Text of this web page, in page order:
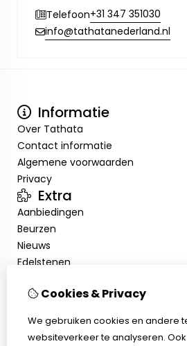
Telefoon+31 347 351030
info@tathatanederland.nl
Informatie
Over Tathata
Contact informatie
Algemene voorwaarden
Privacy
Extra
Aanbiedingen
Beurzen
Nieuws
Edelstenen
Mijn account
Bestelhistorie
Cookies & Privacy
We gebruiken cookies en andere
websiteverkeer te analyseren.